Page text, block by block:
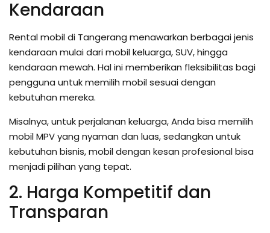
Kendaraan
Rental mobil di Tangerang menawarkan berbagai jenis
kendaraan mulai dari mobil keluarga, SUV, hingga
kendaraan mewah. Hal ini memberikan fleksibilitas bagi
pengguna untuk memilih mobil sesuai dengan
kebutuhan mereka.
Misalnya, untuk perjalanan keluarga, Anda bisa memilih
mobil MPV yang nyaman dan luas, sedangkan untuk
kebutuhan bisnis, mobil dengan kesan profesional bisa
menjadi pilihan yang tepat.
2. Harga Kompetitif dan
Transparan